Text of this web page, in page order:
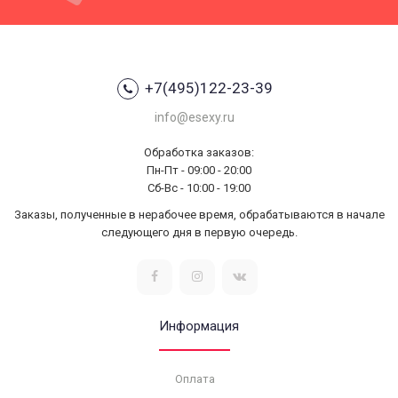
+7(495)122-23-39
info@esexy.ru
Обработка заказов:
Пн-Пт - 09:00 - 20:00
Сб-Вс - 10:00 - 19:00
Заказы, полученные в нерабочее время, обрабатываются в начале
следующего дня в первую очередь.
Информация
Оплата